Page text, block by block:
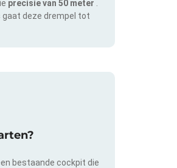
precisie van 50 meter
deze drempel tot
bestaande cockpit die